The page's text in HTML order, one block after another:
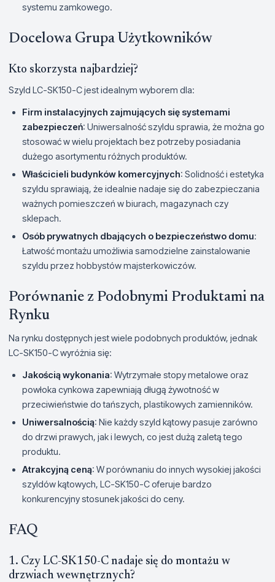
systemu zamkowego.
Docelowa Grupa Użytkowników
Kto skorzysta najbardziej?
Szyld LC-SK150-C jest idealnym wyborem dla:
Firm instalacyjnych zajmujących się systemami
zabezpieczeń: Uniwersalność szyldu sprawia, że można go
stosować w wielu projektach bez potrzeby posiadania
dużego asortymentu różnych produktów.
Właścicieli budynków komercyjnych: Solidność i estetyka
szyldu sprawiają, że idealnie nadaje się do zabezpieczania
ważnych pomieszczeń w biurach, magazynach czy
sklepach.
Osób prywatnych dbających o bezpieczeństwo domu:
Łatwość montażu umożliwia samodzielne zainstalowanie
szyldu przez hobbystów majsterkowiczów.
Porównanie z Podobnymi Produktami na
Rynku
Na rynku dostępnych jest wiele podobnych produktów, jednak
LC-SK150-C wyróżnia się:
Jakością wykonania: Wytrzymałe stopy metalowe oraz
powłoka cynkowa zapewniają długą żywotność w
przeciwieństwie do tańszych, plastikowych zamienników.
Uniwersalnością: Nie każdy szyld kątowy pasuje zarówno
do drzwi prawych, jak i lewych, co jest dużą zaletą tego
produktu.
Atrakcyjną ceną: W porównaniu do innych wysokiej jakości
szyldów kątowych, LC-SK150-C oferuje bardzo
konkurencyjny stosunek jakości do ceny.
FAQ
1. Czy LC-SK150-C nadaje się do montażu w
drzwiach wewnętrznych?